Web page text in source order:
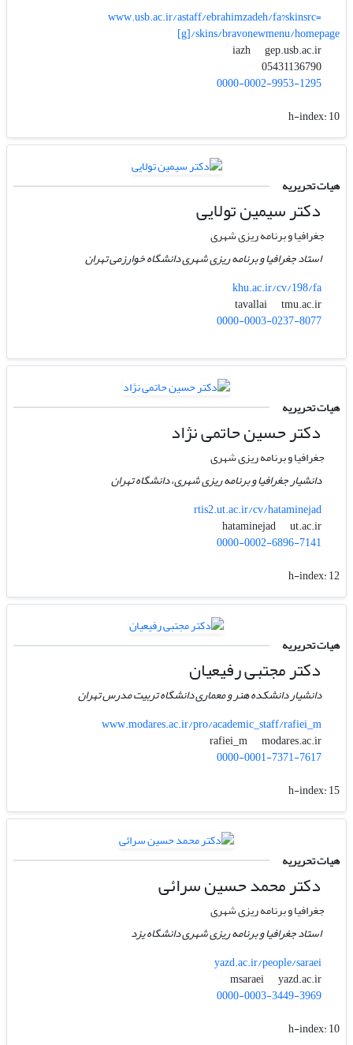
www.usb.ac.ir/astaff/ebrahimzadeh/fa?skinsrc=
[g]/skins/bravonewmenu/homepage
iazh
gep.usb.ac.ir
05431136790
0000-0002-9953-1295
h-index:10
هیات تحریریه
دکتر سیمین تولایی
جغرافیا و برنامه ریزی شهری
استاد جغرافیا و برنامه ریزی شهری دانشگاه خوارزمی تهران
khu.ac.ir/cv/198/fa
tavallai
tmu.ac.ir
0000-0003-0237-8077
هیات تحریریه
دکتر حسین حاتمی نژاد
جغرافیا و برنامه ریزی شهری
دانشیار جغرافیا و برنامه ریزی شهری، دانشگاه تهران
rtis2.ut.ac.ir/cv/hataminejad
hataminejad
ut.ac.ir
0000-0002-6896-7141
h-index:12
هیات تحریریه
دکتر مجتبی رفیعیان
دانشیار دانشکده هنر و معماری دانشگاه تربیت مدرس تهران
www.modares.ac.ir/pro/academic_staff/rafiei_m
rafiei_m
modares.ac.ir
0000-0001-7371-7617
h-index:15
هیات تحریریه
دکتر محمد حسین سرائی
جغرافیا و برنامه ریزی شهری
استاد جغرافیا و برنامه ریزی شهری دانشگاه یزد
yazd.ac.ir/people/saraei
msaraei
yazd.ac.ir
0000-0003-3449-3969
h-index:10